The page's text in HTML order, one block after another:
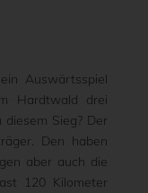
Auswärtsspiel
Hardtwald drei
Sieg? Der
Den haben
aber auch die
120 Kilometer